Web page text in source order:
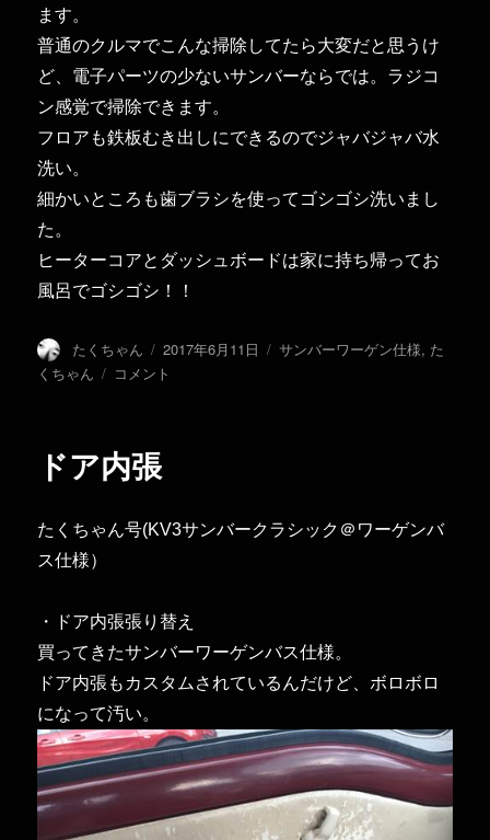
ます。
普通のクルマでこんな掃除してたら大変だと思うけ
ど、電子パーツの少ないサンバーならでは。ラジコ
ン感覚で掃除できます。
フロアも鉄板むき出しにできるのでジャバジャバ水
洗い。
細かいところも歯ブラシを使ってゴシゴシ洗いまし
た。
ヒーターコアとダッシュボードは家に持ち帰ってお
風呂でゴシゴシ！！
投
稿
たくちゃん
投
稿
2017年6月11日
カ
サンバーワーゲン仕様, た
くちゃん
内
ぱ
ぎ
コメント
ドア内張
たくちゃん号(KV3サンバークラシック＠ワーゲンバ
ス仕様）
・ドア内張張り替え
買ってきたサンバーワーゲンバス仕様。
ドア内張もカスタムされているんだけど、ボロボロ
になって汚い。